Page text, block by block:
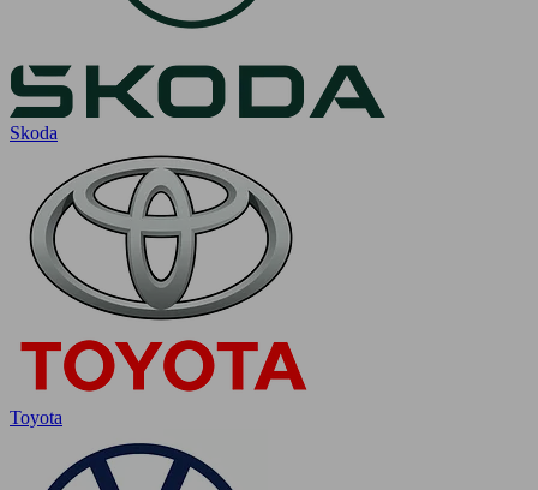
Skoda
Toyota